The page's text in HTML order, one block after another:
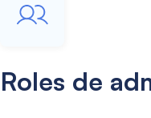
Roles de